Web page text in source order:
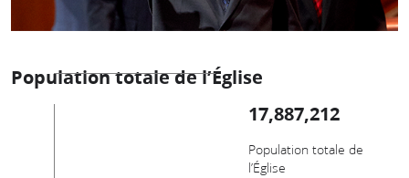
Population totale de l’Église
17,887,212
Population totale de
l’Église